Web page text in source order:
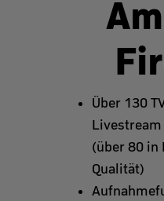
Über 130
Livestream
(über 80 in
Qualität)